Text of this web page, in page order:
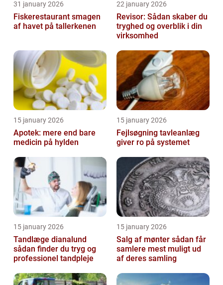
31 january 2026
Fiskerestaurant smagen
af havet på tallerkenen
22 january 2026
Revisor: Sådan skaber du
tryghed og overblik i din
virksomhed
15 january 2026
Apotek: mere end bare
medicin på hylden
15 january 2026
Fejlsøgning tavleanlæg
giver ro på systemet
15 january 2026
Tandlæge dianalund
sådan finder du tryg og
professionel tandpleje
15 january 2026
Salg af mønter sådan får
samlere mest muligt ud
af deres samling